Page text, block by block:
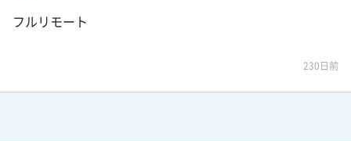
フルリモート
230日前